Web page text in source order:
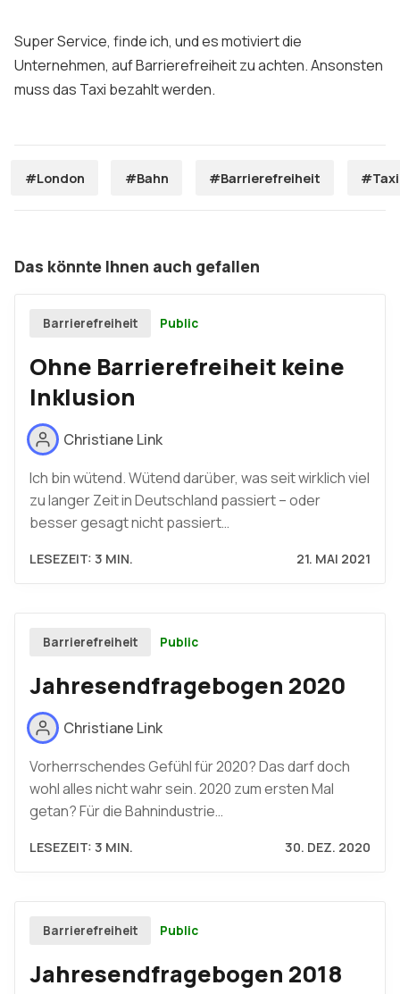
Super Service, finde ich, und es motiviert die
Unternehmen, auf Barrierefreiheit zu achten. Ansonsten
muss das Taxi bezahlt werden.
#London #Bahn #Barrierefreiheit #Taxi
Das könnte Ihnen auch gefallen
Barrierefreiheit Public
Ohne Barrierefreiheit keine
Inklusion
Christiane Link
Ich bin wütend. Wütend darüber, was seit wirklich viel
zu langer Zeit in Deutschland passiert – oder
besser gesagt nicht passiert…
LESEZEIT: 3 MIN. 21. MAI 2021
Barrierefreiheit Public
Jahresendfragebogen 2020
Christiane Link
Vorherrschendes Gefühl für 2020? Das darf doch
wohl alles nicht wahr sein. 2020 zum ersten Mal
getan? Für die Bahnindustrie…
LESEZEIT: 3 MIN. 30. DEZ. 2020
Barrierefreiheit Public
Jahresendfragebogen 2018